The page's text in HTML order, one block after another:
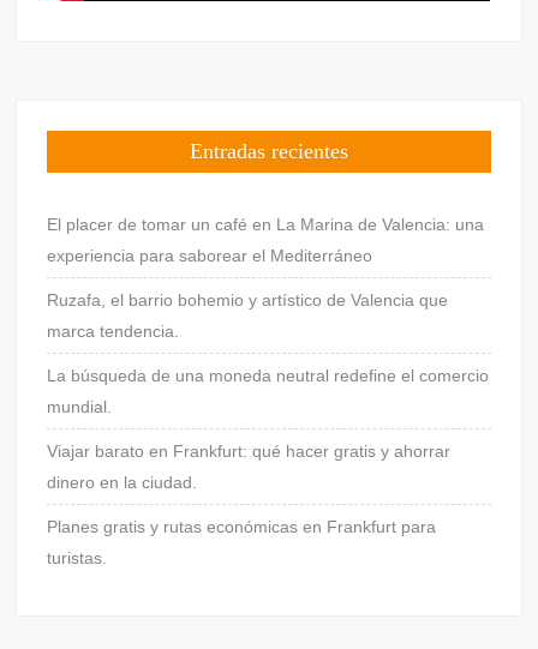
Entradas recientes
El placer de tomar un café en La Marina de Valencia: una
experiencia para saborear el Mediterráneo
Ruzafa, el barrio bohemio y artístico de Valencia que
marca tendencia.
La búsqueda de una moneda neutral redefine el comercio
mundial.
Viajar barato en Frankfurt: qué hacer gratis y ahorrar
dinero en la ciudad.
Planes gratis y rutas económicas en Frankfurt para
turistas.